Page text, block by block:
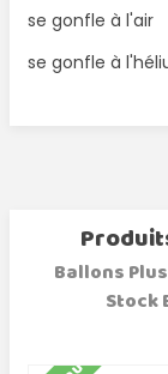
se gonfle à l'air
se gonfle à
Ballons
Stock